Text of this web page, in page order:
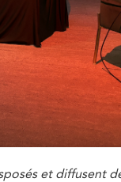
et diffusent